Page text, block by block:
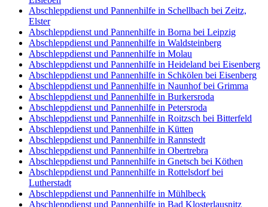
Abschleppdienst und Pannenhilfe in Schellbach bei Zeitz,
Elster
Abschleppdienst und Pannenhilfe in Borna bei Leipzig
Abschleppdienst und Pannenhilfe in Waldsteinberg
Abschleppdienst und Pannenhilfe in Molau
Abschleppdienst und Pannenhilfe in Heideland bei Eisenberg
Abschleppdienst und Pannenhilfe in Schkölen bei Eisenberg
Abschleppdienst und Pannenhilfe in Naunhof bei Grimma
Abschleppdienst und Pannenhilfe in Burkersroda
Abschleppdienst und Pannenhilfe in Petersroda
Abschleppdienst und Pannenhilfe in Roitzsch bei Bitterfeld
Abschleppdienst und Pannenhilfe in Kütten
Abschleppdienst und Pannenhilfe in Rannstedt
Abschleppdienst und Pannenhilfe in Obertrebra
Abschleppdienst und Pannenhilfe in Gnetsch bei Köthen
Abschleppdienst und Pannenhilfe in Rottelsdorf bei
Lutherstadt
Abschleppdienst und Pannenhilfe in Mühlbeck
Abschleppdienst und Pannenhilfe in Bad Klosterlausnitz